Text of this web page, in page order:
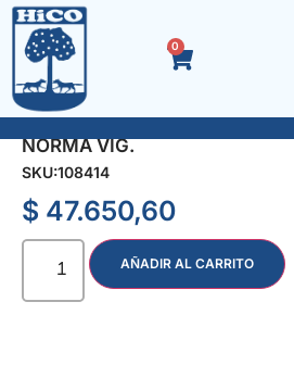
0
REGULADOR GAS NAT 6 m3
NORMA VIG.
SKU:108414
$ 47.650,60
AÑADIR AL CARRITO